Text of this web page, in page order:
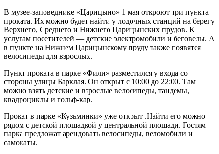
В музее-заповеднике «Царицыно» 1 мая откроют три пункта
проката. Их можно будет найти у лодочных станций на берегу
Верхнего, Среднего и Нижнего Царицынских прудов. К
услугам посетителей — детские электромобили и беговелы. А
в пункте на Нижнем Царицынскому пруду также появятся
велосипеды для взрослых.
Пункт проката в парке «Фили» разместился у входа со
стороны улицы Барклая. Он открыт с 10:00 до 22:00. Там
можно взять детские и взрослые велосипеды, тандемы,
квадроциклы и гольф-кар.
Прокат в парке «Кузьминки» уже открыт .Найти его можно
рядом с детской площадкой у центральной площади. Гостям
парка предложат арендовать велосипеды, веломобили и
самокаты.